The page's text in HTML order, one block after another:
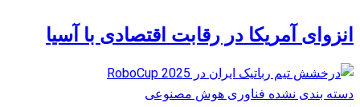
انزوای آمریکا در رقابت اقتصادی با آسیا
دسته بندی نشده فناوری هوش مصنوعی